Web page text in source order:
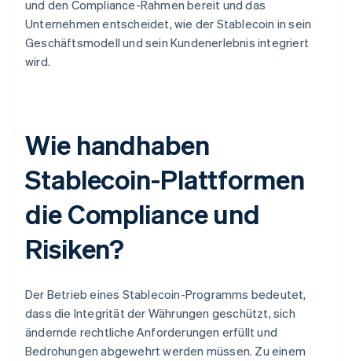
und den Compliance-Rahmen bereit und das
Unternehmen entscheidet, wie der Stablecoin in sein
Geschäftsmodell und sein Kundenerlebnis integriert
wird.
Wie handhaben
Stablecoin-Plattformen
die Compliance und
Risiken?
Der Betrieb eines Stablecoin-Programms bedeutet,
dass die Integrität der Währungen geschützt, sich
ändernde rechtliche Anforderungen erfüllt und
Bedrohungen abgewehrt werden müssen. Zu einem